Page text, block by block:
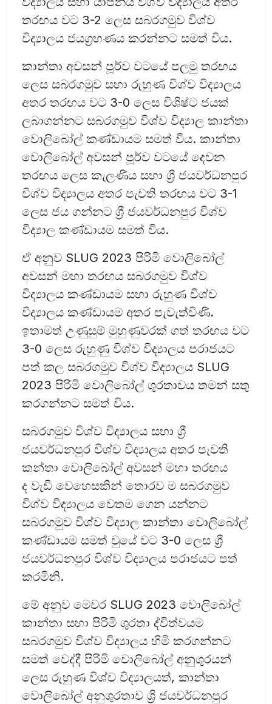
තරඟය වට 3-2 ලෙස සබරගමුව විශ්ව
විද්‍යාලය ජයග්‍රහණය කරන්නට සමත් විය.
කාන්තා අවසන් පූර්ව වටයේ පලමු තරඟය
ලෙස සබරගමුව සහා රුහුණ විශ්ව විද්‍යාලය
අතර තරඟය වට 3-0 ලෙස විශිෂ්ට ජයක්
ලබාගන්නට සබරගමුව විශ්ව විද්‍යාල කාන්තා
වොලිබෝල් කණ්ඩායම සමත් විය. කාන්තා
වොලිබෝල් අවසන් පූර්ව වටයේ දෙවන
තරඟය ලෙස කැලණිය සහා ශ්‍රී ජයවර්ධනපුර
විශ්ව විද්‍යාලය අතර පැවති තරඟය වට 3-1
ලෙස ජය ගන්නට ශ්‍රී ජයවර්ධනපුර විශ්ව
විද්‍යාල කණ්ඩායම සමත් විය.
ඒ අනුව SLUG 2023 පිරිමි වොලිබෝල්
අවසන් මහා තරඟය සබරගමුව විශ්ව
විද්‍යාලය කණ්ඩායම සහා රුහුණ විශ්ව
විද්‍යාලය කණ්ඩායම අතර පැවැත්විණි.
ඉතාමත් උණුසුම් මුහුණුවරක් ගත් තරඟය වට
3-0 ලෙස රුහුණු විශ්ව විද්‍යාලය පරාජයට
පත් කල සබරගමුව විශ්ව විද්‍යාලය SLUG
2023 පිරිමි වොලිබෝල් ශුරතාවය තමන් සතු
කරගන්නට සමත් විය.
සබරගමුව විශ්ව විද්‍යාලය සහා ශ්‍රී
ජයවර්ධනපුර විශ්ව විද්‍යාලය අතර පැවති
කන්තා වොලිබෝල් අවසන් මහා තරඟය
ද වැඩි වෙහෙසකින් තොරව ම සබරගමුව
විශ්ව විද්‍යාලය වෙතම ගෙන යන්නට
සබරගමුව විශ්ව විද්‍යාල කාන්තා වොලිබෝල්
කණ්ඩායම සමත් වුයේ වට 3-0 ලෙස ශ්‍රී
ජයවර්ධනපුර විශ්ව විද්‍යාලය පරාජයට පත්
කරමිනි.
මේ අනුව මෙවර SLUG 2023 වොලිබෝල්
කාන්තා සහා පිරිමි ශුරතා ද්විත්වයම
සබරගමුව විශ්ව විද්‍යාලය හිමි කරගන්නට
සමත් වෙද්දී පිරිමි වොලිබෝල් අනුශුරයන්
ලෙස රුහුණ විශ්ව විද්‍යාලයත්, කාන්තා
වොලිබෝල් අනුශුරතාව ශ්‍රි ජයවර්ධනපුර